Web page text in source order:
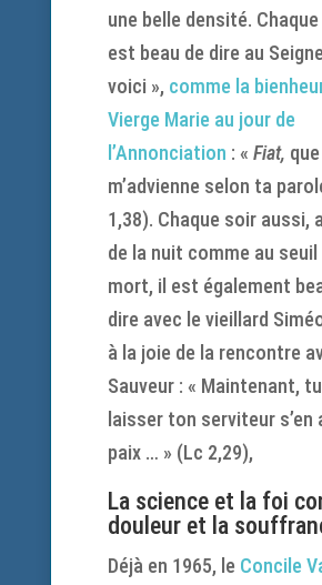
une belle densité.
est beau de dire au
voici », comme la
Vierge Marie au jour de
l’Annonciation : «Fiat,
m’advienne selon ta
1,38). Chaque soir aussi,
de la nuit comme au seuil
mort, il est également
dire avec le vieillard
à la joie de la rencontre
Sauveur : « Maintenant,
laisser ton serviteur s’en
paix … » (Lc 2,29),
La science et la foi
douleur et la
Déjà en 1965, le Concile